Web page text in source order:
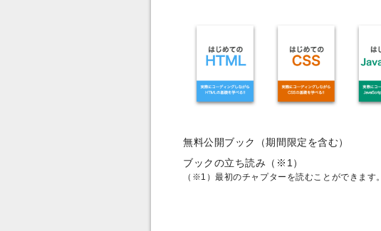
無料公開ブック（期間限定を含む）
ブックの立ち読み（※1）
（※1）最初のチャプターを読むことができます。